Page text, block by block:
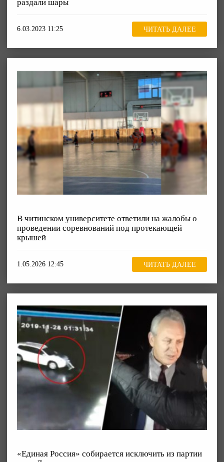
раздали шары
6.03.2023 11:25 ЧИТАТЬ ДАЛЕЕ
В читинском университете ответили на жалобы о
проведении соревнований под протекающей
крышей
1.05.2026 12:45 ЧИТАТЬ ДАЛЕЕ
«Единая Россия» собирается исключить из партии